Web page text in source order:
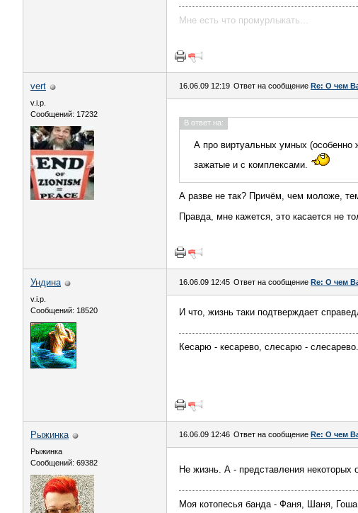
Мне есть что промурлыкать...
vert
v.i.p.
Сообщений: 17232
16.06.09 12:19 Ответ на сообщение Re: О чем
В ответ на:
А про виртуальных умных
зажатые и с комплексами.
А разве не так? Причём, чем моложе,
Правда, мне кажется, это касается не
Ундина
v.i.p.
Сообщений: 18520
16.06.09 12:45 Ответ на сообщение Re: О чем
И что, жизнь таки подтверждает
Кесарю - кесарево, слесарю -
Рыжинка
Рыжинка
Сообщений: 69382
16.06.09 12:46 Ответ на сообщение Re: О чем
Не жизнь. А - представления
Моя котопесья банда - Фаня, Шаня,